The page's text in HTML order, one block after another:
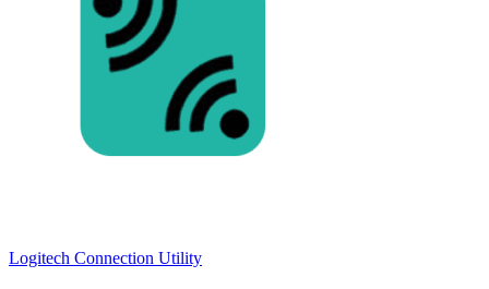
Logitech Connection Utility